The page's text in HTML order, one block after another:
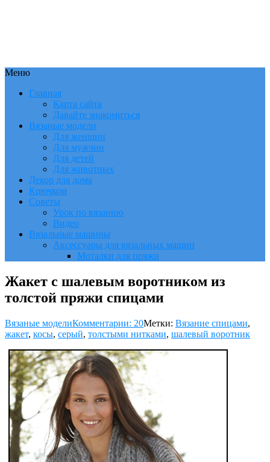
Меню
Главная
Карта сайта
Давайте знакомиться
Вязаные модели
Для женщин
Для мужчин
Для детей
Для животных
Декор для дома
Крючком
Советы
Урок по вязанию
Видео
Вязальные машины
Аксессуары для вязальных машин
Моталки для пряжи
Жакет с шалевым воротником из
толстой пряжи спицами
Вязаные моделиКомментарии: 20Метки: Вязание спицами,
жакет, косы, серый, толстыми нитками, шалевый воротник